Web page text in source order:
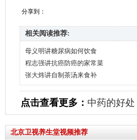
分享到：
相关阅读推荐:
母义明讲糖尿病如何饮食
程志强讲抗癌防癌的家常菜
张大炜讲自制茶汤来食补
点击查看更多： 中药的好处
北京卫视养生堂视频推荐